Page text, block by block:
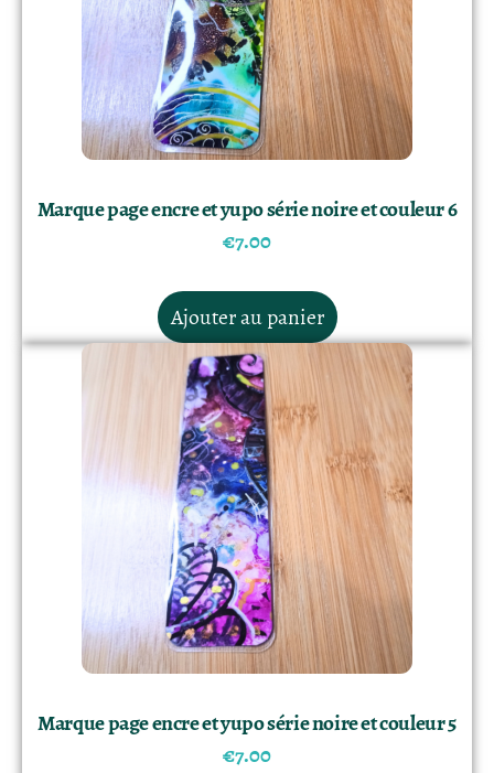
Marque page encre et yupo série noire et couleur 6
€7.00
Ajouter au panier
Marque page encre et yupo série noire et couleur 5
€7.00